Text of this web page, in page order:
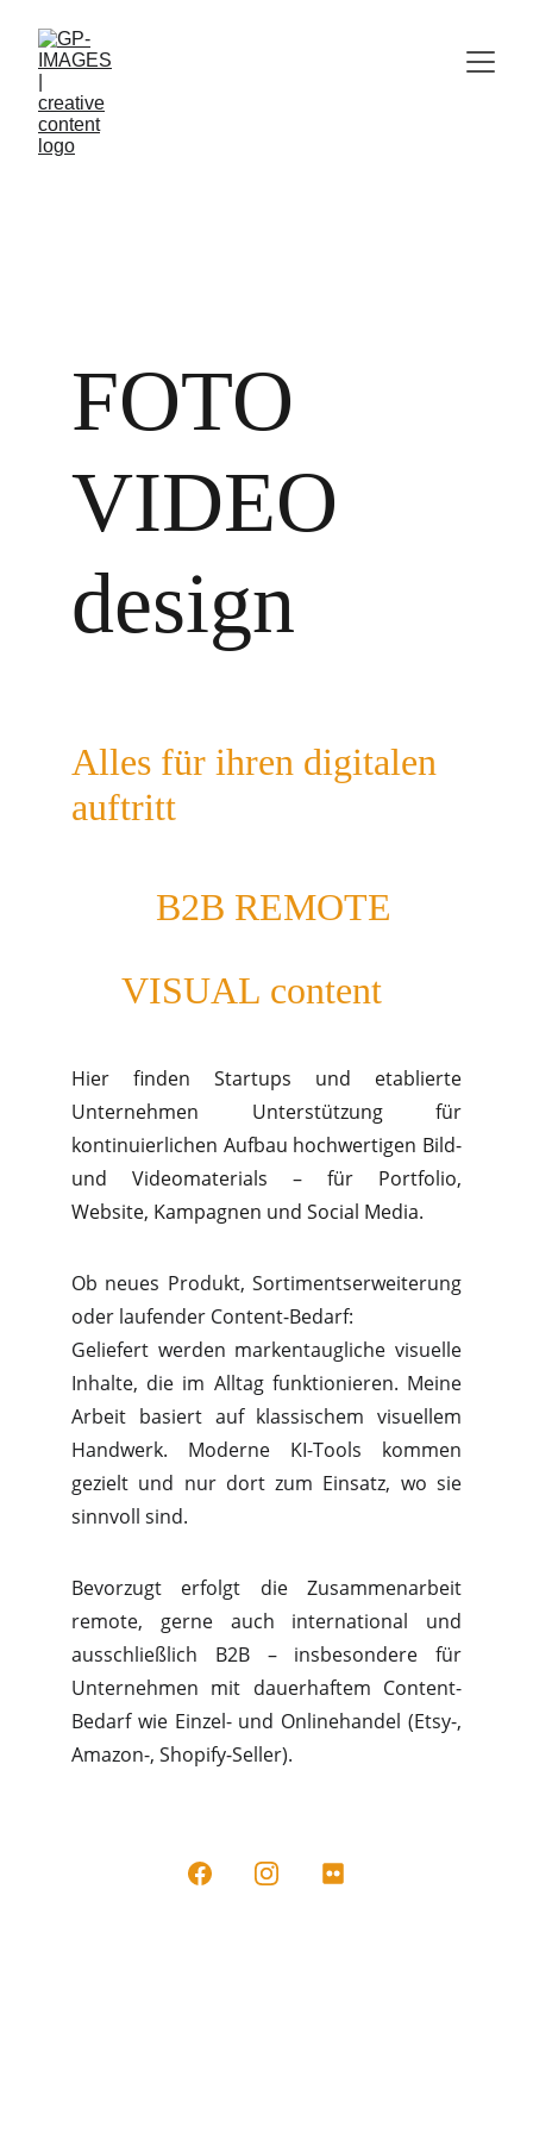
FOTO
Alles für ihren digitalen
auftritt
VIDEO
B2B REMOTE
VISUAL content
Hier finden Startups und etablierte
Unternehmen Unterstützung für
kontinuierlichen Aufbau hochwertigen Bild-
und Videomaterials – für Portfolio,
Website, Kampagnen und Social Media.
Ob neues Produkt, Sortimentserweiterung
oder laufender Content-Bedarf:
Geliefert werden markentaugliche visuelle
Inhalte, die im Alltag funktionieren. Meine
Arbeit basiert auf klassischem visuellem
Handwerk. Moderne KI-Tools kommen
gezielt und nur dort zum Einsatz, wo sie
sinnvoll sind.
Bevorzugt erfolgt die Zusammenarbeit
remote, gerne auch international und
ausschließlich B2B– insbesondere für
Unternehmen mit dauerhaftem Content-
Bedarf wie Einzel- und Onlinehandel (Etsy-,
Amazon-, Shopify-Seller).
design